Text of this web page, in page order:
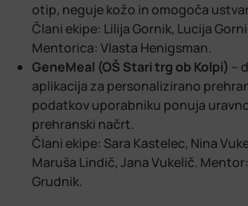
otip, neguje kožo in omogoča
Člani ekipe: Lilija Gornik, Lucija
Mentorica: Vlasta Henigsman.
GeneMeal (OŠ Stari trg ob Kolpi) –
aplikacija za personalizirano
podatkov uporabniku ponuja
prehranski načrt.
Člani ekipe: Sara Kastelec, Nina
Maruša Lindič, Jana Vukelič.
Grudnik.